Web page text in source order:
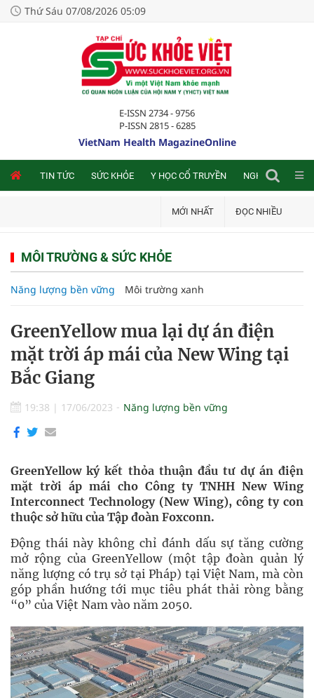
Thứ Sáu 07/08/2026 05:09
E-ISSN 2734 - 9756
P-ISSN 2815 - 6285
VietNam Health MagazineOnline
TIN TỨC SỨC KHỎE Y HỌC CỔ TRUYỀN NGHIÊN CỨU
MỚI NHẤT ĐỌC NHIỀU
MÔI TRƯỜNG & SỨC KHỎE
Năng lượng bền vững Môi trường xanh
GreenYellow mua lại dự án điện
mặt trời áp mái của New Wing tại
Bắc Giang
19:38 | 17/06/2023 Năng lượng bền vững
GreenYellow ký kết thỏa thuận đầu tư dự án điện
mặt trời áp mái cho Công ty TNHH New Wing
Interconnect Technology (New Wing), công ty con
thuộc sở hữu của Tập đoàn Foxconn.
Động thái này không chỉ đánh dấu sự tăng cường
mở rộng của GreenYellow (một tập đoàn quản lý
năng lượng có trụ sở tại Pháp) tại Việt Nam, mà còn
góp phần hướng tới mục tiêu phát thải ròng bằng
“0” của Việt Nam vào năm 2050.